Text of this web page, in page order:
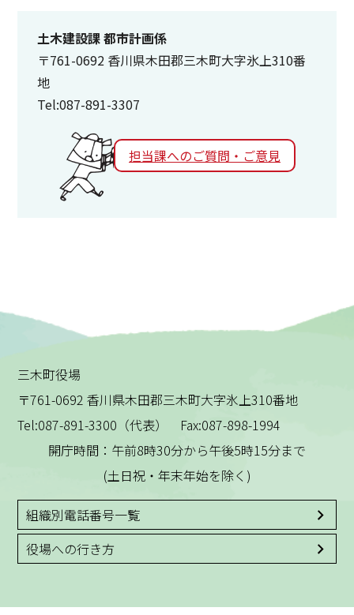
土木建設課 都市計画係
〒761-0692 香川県木田郡三木町大字氷上310番
地
Tel:087-891-3307
担当課へのご質問・ご意見
三木町役場
〒761-0692 香川県木田郡三木町大字氷上310番地
Tel:087-891-3300（代表） Fax:087-898-1994
開庁時間：午前8時30分から午後5時15分まで
(土日祝・年末年始を除く)
組織別電話番号一覧
役場への行き方